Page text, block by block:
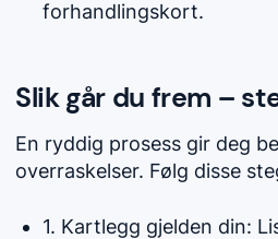
forhandlingskort.
Slik går du frem –
En ryddig prosess gir deg
overraskelser. Følg disse
1. Kartlegg gjelden din: